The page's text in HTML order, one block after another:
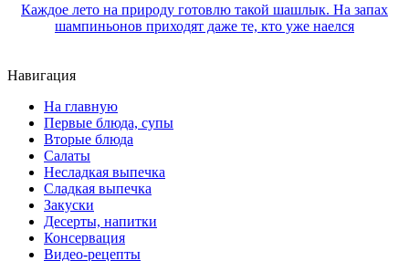
Каждое лето на природу готовлю такой шашлык. На запах
шампиньонов приходят даже те, кто уже наелся
Навигация
На главную
Первые блюда, супы
Вторые блюда
Салаты
Несладкая выпечка
Сладкая выпечка
Закуски
Десерты, напитки
Консервация
Видео-рецепты